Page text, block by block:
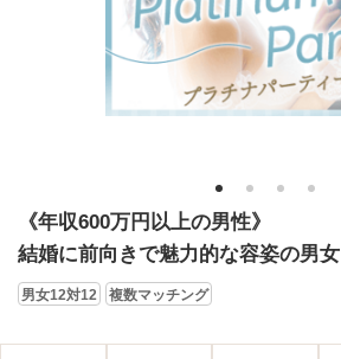
1 2 3 4
《年収600万円以上の男性》
結婚に前向きで魅力的な容姿の男女
男女12対12 複数マッチング